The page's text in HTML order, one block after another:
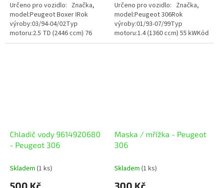
Určeno pro vozidlo: Značka,
model:Peugeot Boxer IRok
výroby:03/94-04/02Typ
motoru:2.5 TD (2446 ccm) 76
kWKód motoru:T8A (DJ5T) Stav
Určeno pro vozidlo: Značka,
model:Peugeot 306Rok
výroby:01/93-07/99Typ
motoru:1.4 (1360 ccm) 55 kWKód
motoru:KFW, KFX, KDX Stav
Chladič vody 9614920680
- Peugeot 306
Skladem (1 ks)
500 Kč
Maska / mřížka - Peugeot
306
Skladem (1 ks)
300 Kč